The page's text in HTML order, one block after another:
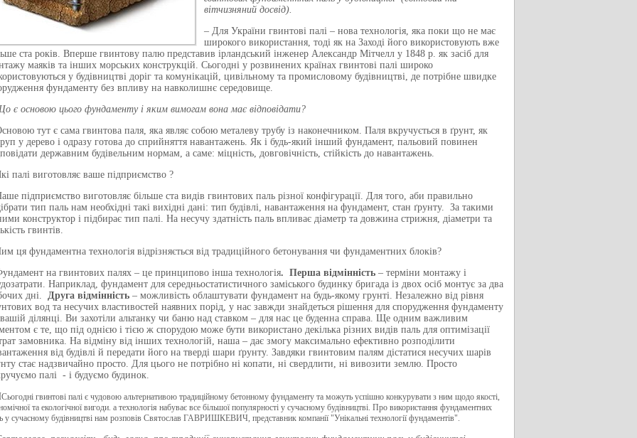
вітчизняний досвід).
– Для України гвинтові палі – нова технологія, яка поки що не має
широкого використання, тоді як на Заході його використовують вже
ста років. Вперше гвинтову палю представив ірландський інженер Александр Мітчелл у 1848 р. як засіб для
маяків та інших морських конструкцій. Сьогодні у розвинених країнах гвинтові палі широко
у будівництві доріг та комунікацій, цивільному та промисловому будівництві, де потрібне швидке
фундаменту без впливу на навколишнє середовище.
є основою цього фундаменту і яким вимогам вона має відповідати?
тут є сама гвинтова паля, яка являє собою металеву трубу із наконечником. Паля вкручується в ґрунт, як
у дерево і одразу готова до сприйняття навантажень. Як і будь-який інший фундамент, пальовий повинен
державним будівельним нормам, а саме: міцність, довговічність, стійкість до навантажень.
палі виготовляє ваше підприємство ?
підприємство виготовляє більше ста видів гвинтових паль різної конфігурації. Для того, аби правильно
тип паль нам необхідні такі вихідні дані: тип будівлі, навантаження на фундамент, стан ґрунту. За такими
конструктор і підбирає тип палі. На несучу здатність паль впливає діаметр та довжина стрижня, діаметри та
гвинтів.
ця фундаментна технологія відрізняється від традиційного бетонування чи фундаментних блоків?
на гвинтових палях – це принципово інша технологія. Перша відмінність – терміни монтажу і
Наприклад, фундамент для середньостатистичного заміського будинку бригада із двох осіб монтує за два
дні. Друга відмінність – можливість облаштувати фундамент на будь-якому грунті. Незалежно від рівня
вод та несучих властивостей наявних порід, у нас завжди знайдеться рішення для спорудження фундаменту
ділянці. Ви захотіли альтанку чи баню над ставком – для нас це буденна справа. Ще одним важливим
є те, що під однією і тією ж спорудою може бути використано декілька різних видів паль для оптимізації
замовника. На відміну від інших технологій, наша – дає змогу максимально ефективно розподілити
від будівлі й передати його на тверді шари ґрунту. Завдяки гвинтовим палям дістатися несучих шарів
стає надзвичайно просто. Для цього не потрібно ні копати, ні свердлити, ні вивозити землю. Просто
палі - і будуємо будинок.
Сьогодні гвинтові палі є чудовою альтернативою традиційному бетонному фундаменту та можуть успішно конкурувати з ним щодо якості,
та екологічної вигоди. а технологія набуває все більшої популярності у сучасному будівництві. Про використання фундаментних
у сучасному будівництві нам розповів Святослав ГАВРИШКЕВИЧ, представник компанії "Унікальні технології фундаментів".